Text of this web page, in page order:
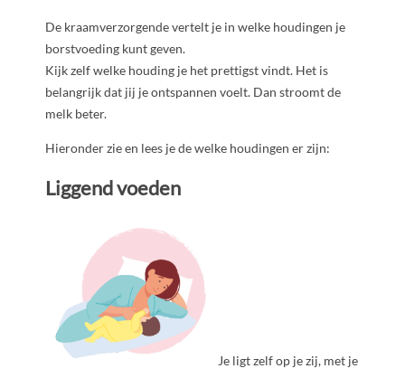
De kraamverzorgende vertelt je in welke houdingen je
borstvoeding kunt geven.
Kijk zelf welke houding je het prettigst vindt. Het is
belangrijk dat jij je ontspannen voelt. Dan stroomt de
melk beter.
Hieronder zie en lees je de welke houdingen er zijn:
Liggend voeden
Je ligt zelf op je zij, met je